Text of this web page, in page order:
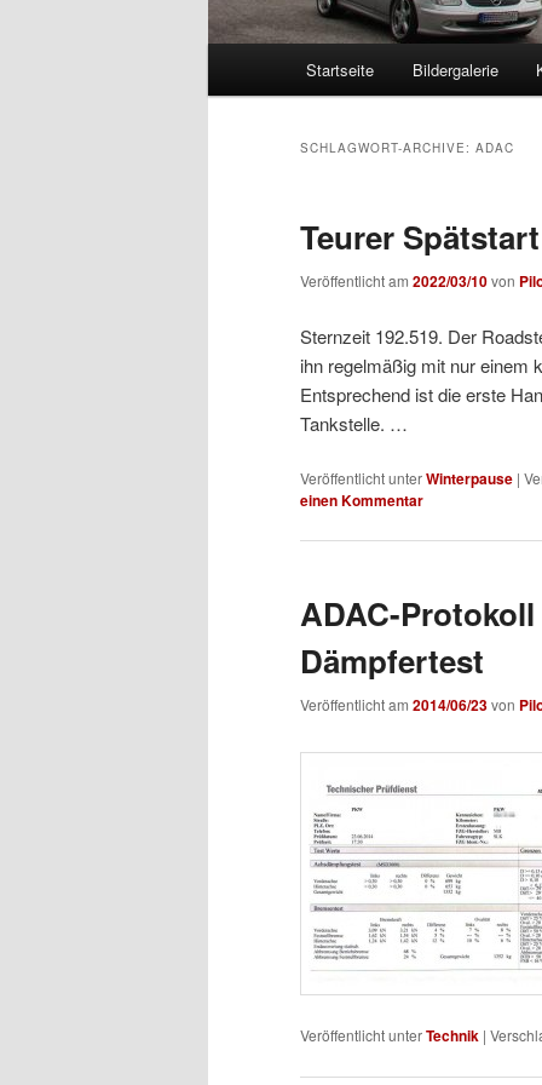
Zum
Zum
wechseln
Startseite Bildergalerie
SCHLAGWORT-ARCHIVE: ADAC
Teurer
Veröffentlicht am 2022/03/10von
Sternzeit 192.519. Der
ihn regelmäßig mit nur einem
Entsprechend ist die erste
Tankstelle. …
Veröffentlicht unterWinterpause |
einen Kommentar
ADAC-
Dämpfertest
Veröffentlicht am 2014/06/23von
Veröffentlicht unterTechnik |